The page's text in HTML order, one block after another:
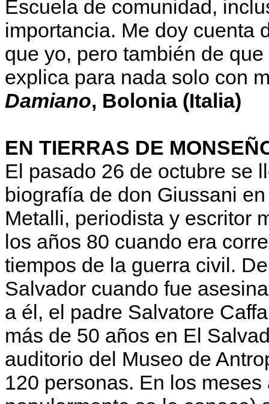
Escuela de comunidad,
importancia. Me doy cuenta
que yo, pero también de
explica para nada solo con
Damiano, Bolonia (Italia)
EN TIERRAS DE
El pasado 26 de octubre se
biografía de don Giussani
Metalli, periodista y escritor
los años 80 cuando era
tiempos de la guerra civil.
Salvador cuando fue
a él, el padre Salvatore
más de 50 años en El
auditorio del Museo de
120 personas. En los